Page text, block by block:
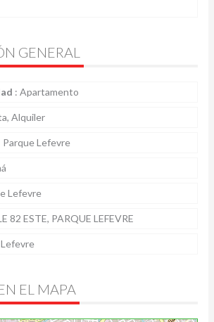
GENERAL
: Apartamento
Alquiler
Parque Lefevre
Lefevre
82 ESTE, PARQUE LEFEVRE
EL MAPA